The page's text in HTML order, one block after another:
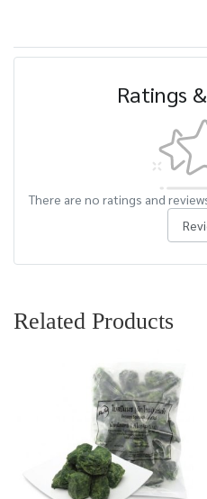
Ratings
There are no ratings and
Related Products